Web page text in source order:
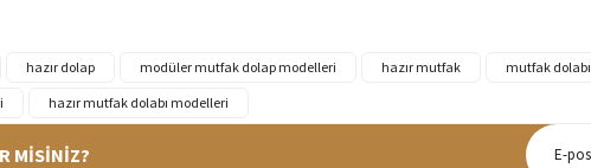
hazır dolap modüler mutfak dolap modelleri hazır mutfak mutfak dolabı
hazır mutfak dolabı modelleri
MİSİNİZ?